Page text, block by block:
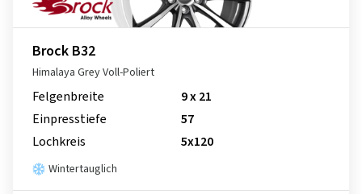
Brock B32
Himalaya Grey Voll-Poliert
Felgenbreite
9 x 21
Einpresstiefe
57
Lochkreis
5x120
Wintertauglich